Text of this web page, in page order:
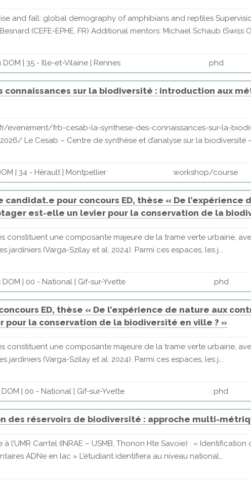
and fall: global demography of amphibians and reptiles
(CEFE-EPHE, FR) Additional mentors: Michael Schaub (Swiss
DOM | 35 - Ille-et-Vilaine | Rennes phd
connaissances sur la biodiversité : introduction aux
evenement/frb-cesab-la-synthese-des-connaissances-sur-la-
Le Cesab – Centre de synthèse et d’analyse sur la biodiversité
| 34 - Hérault | Montpellier workshop/course
candidat.e pour concours ED, thèse « De l’expérience
est-elle un levier pour la conservation de la
constituent une composante majeure de la trame verte urbaine,
(Varga-Szilay et al. 2024). Parmi ces espaces, les j...
DOM | 00 - National | Gif-sur-Yvette phd
ED, thèse « De l’expérience de nature aux
la conservation de la biodiversité en ville ? »
constituent une composante majeure de la trame verte urbaine,
(Varga-Szilay et al. 2024). Parmi ces espaces, les j...
| 00 - National | Gif-sur-Yvette phd
des réservoirs de biodiversité : approche multi-
l’UMR Carrtel (INRAE – USMB, Thonon Hte Savoie) : «
ADNe en lac » L’étudiant identifiera au niveau national...